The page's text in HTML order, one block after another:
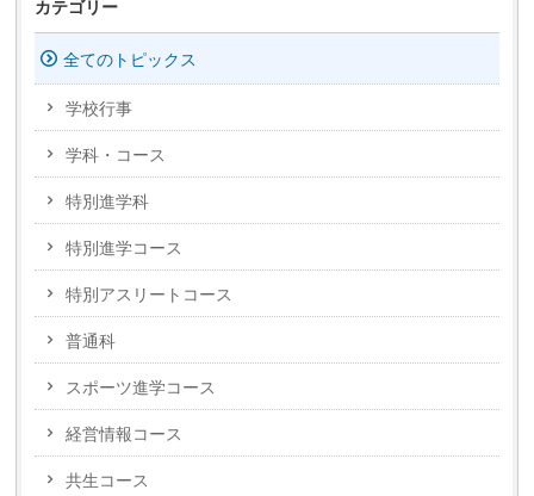
カテゴリー
全てのトピックス
学校行事
学科・コース
特別進学科
特別進学コース
特別アスリートコース
普通科
スポーツ進学コース
経営情報コース
共生コース